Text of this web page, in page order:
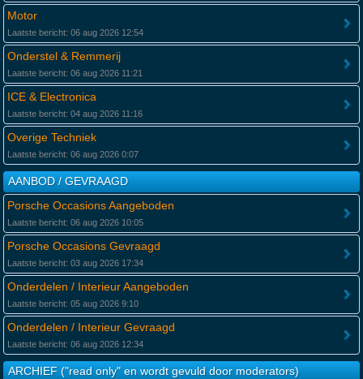
Motor
Laatste bericht: 06 aug 2026 12:54
Onderstel & Remmerij
Laatste bericht: 06 aug 2026 11:21
ICE & Electronica
Laatste bericht: 04 aug 2026 11:16
Overige Techniek
Laatste bericht: 06 aug 2026 0:07
AANBOD / GEVRAAGD
Porsche Occasions Aangeboden
Laatste bericht: 06 aug 2026 10:05
Porsche Occasions Gevraagd
Laatste bericht: 03 aug 2026 17:34
Onderdelen / Interieur Aangeboden
Laatste bericht: 05 aug 2026 9:10
Onderdelen / Interieur Gevraagd
Laatste bericht: 06 aug 2026 12:34
ARCHIEF ("read only" en wordt gevuld door moderators)